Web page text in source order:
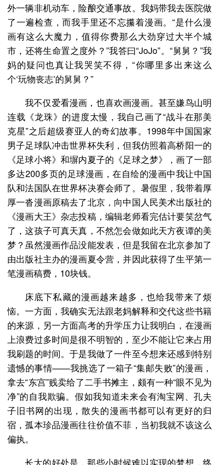
外一辆非机动车，险酿交通事故。我妈带我去医院做
了一遍检查，而我手里还不忘攥着漫画。“是什么漫
画有这么大魔力，值得你费那么大劲穿过大半个城
市，还将生命置之度外？”我答曰“JoJo”。“舅舅？”我
妈的疑问也真让我哭笑不得，“你哪里多出来这么
个‘玩物丧志’的舅舅？”
我不仅爱看漫画，也喜欢画漫画。甚至嫌鸟山明
连载《龙珠》的进度太慢，我自己画了“战斗在那美
克星”之后超级赛亚人的奇幻故事。1998年中国国家
男子足球队冲击世界杯失利，但我仿照着高桥阳一的
《足球小将》和塀内夏子的《足球之梦》，画了一部
多达200多页的足球漫画，在自绘的漫画中我让中国
队和法国队在世界杯决赛会师了。暑假里，我带着厚
厚一沓漫画原稿去了北京，向中国人民美术出版社的
《漫画大王》杂志投稿，编辑老师看完估计要笑岔气
了，这孩子可真天真，不然怎会做如此天方夜谭的美
梦？虽然漫画作品没能发表，但是我留在北京参加了
由出版社主办的漫画夏令营，并因此获得了生平第一
笔漫画稿费，10块钱。
床底下私藏的漫画越来越多，也给我带来了烦
恼。一方面，我确实无法跟老妈解释和交代这些书籍
的来源，另一方面高考的升学压力让我明白，在漫画
上浪费过多时间是很不明智的，至少不能让它来占用
我刷题的时间。于是我做了一件至今想来还感到特别
遗憾的事情——我挑选了一箱子“集邮失败”的漫画，
拿去“东宫”贱卖给了二手书摊主，颇有一种“眼不见为
净”的自我欺骗。假如我知道未来会有淘宝网、孔夫
子旧书网的出现，散失的漫画书都可以有更好的归
宿，孤本珍品漫画往往价值不菲，当初我就不该这么
偏执。
长大的好处是，那些小时候难以实现的梦想，终